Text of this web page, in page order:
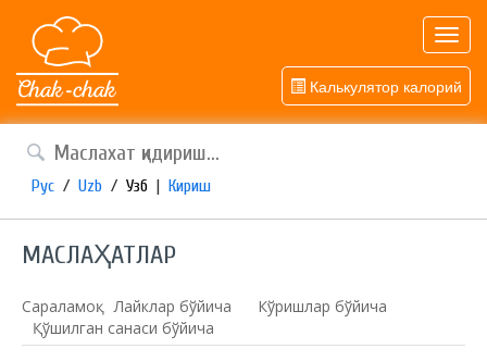
Калькулятор калорий
Рус / Uzb / Узб | Кириш
МАСЛАҲАТЛАР
Сараламоқ: Лайклар бўйича
Кўришлар бўйича
Қўшилган санаси бўйича